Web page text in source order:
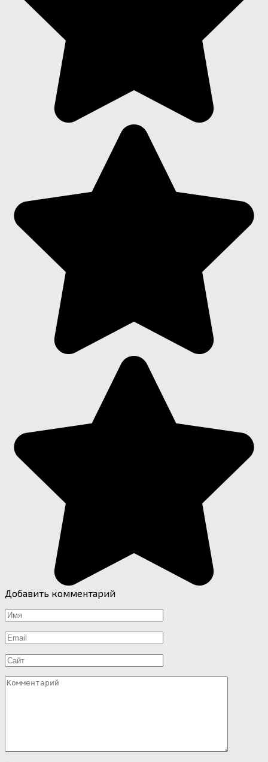
Добавить комментарий
Имя
*
Email
*
Сайт
Комментарий